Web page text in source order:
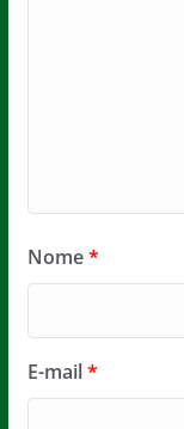
Nome*
E-mail*